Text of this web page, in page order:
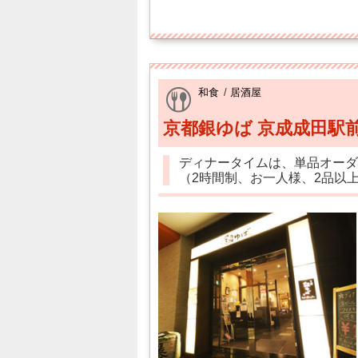
和食 / 居酒屋
京都銀ゆば 京成成田駅
ディナータイムは、単品オー
（2時間制、お一人様、2品以